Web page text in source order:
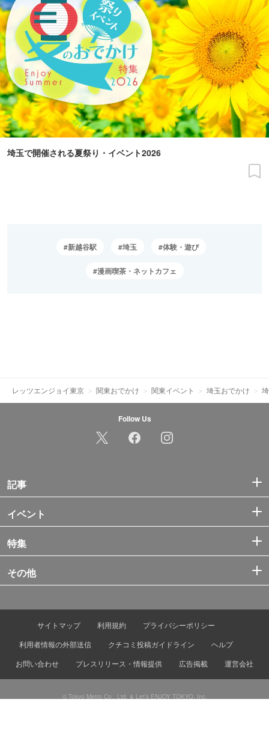
埼玉で開催される夏祭り・イベント2026
新越谷駅 埼玉 体験・遊び
漫画喫茶・ネットカフェ
レッツエンジョイ東京 関東おでかけ 関東イベント 埼玉おでかけ
Follow Us
記事
イベント
特集
その他
サイトマップ 利用規約
プライバシーポリシー
利用者情報の外部送信
クチコミ投稿ガイドライン
ヘルプ
お問い合わせ
プレスリリース・情報提供 広告掲載 運営会社
© Tokyo Metro Co., Ltd. & Let’s ENJOY TOKYO, Inc.